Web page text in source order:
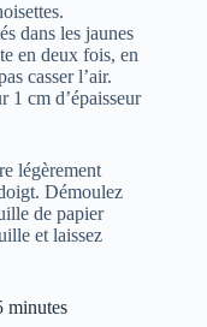
dans les jaunes
en deux fois, en
casser l’air.
1 cm d’épaisseur
légèrement
Démoulez
de papier
et laissez
minutes